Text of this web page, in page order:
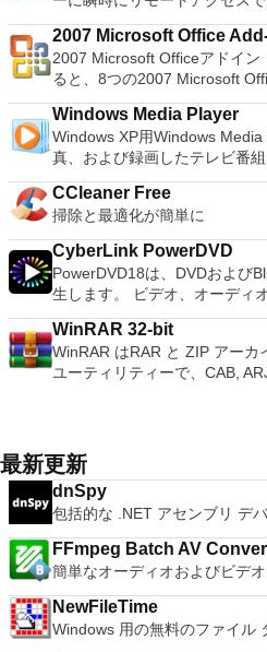
adjustment tool int he Writer
converter, automatic spell
It also has some neat tools
document, and converting
support. Overall, WPS Office 2016 Free is a good alternative
to Microsoft's offering. The
processor; the Presentation
effective slide show maker
multimedia presentations;
both a flexible and a powerful
限のメモリーカード：好きな
8MBから64MBまでの単一の物
した。 高解像度グラフィック
1080pまたは4K HDでゲーム
ゲームを高い精度でエミュレ
ーターを切り替えることがで
労し、時々フリーズまたはク
を使用するには、コンソール
BIOSが必要です。
す：Arch Linux、Archbang、
Damn Small Linux、Fedora、
gNewSense、Hiren&#39;s
Kubuntu、Linux Mint、NT
OpenSUSE、Parted Magic、
Rescue Kit、Ubuntu、Ultimate
以降）、Windows Server
Windows 7、Windows 8。 *このリストは完全ではありませ
ア語、マレーシア語、セシュ
語、スペイン語、フランス語
トヴィエシュ、リエトゥビウ
ク、ポルスキ、ポルトガル、
スロベンツキー、スロヴェン
Svenska、Türkçe。
主な機能は次のとおりです。 1台のPCで複数のオペレーティ
ングシステムを同時に実行し
題なしに、事前構成された製
ホストコンピューターと仮想
32ビットと64ビットの両方の
way Virtual SMPを活用します
とイメージを使用します。 ホ
ン間でデータを共有します。
レーティングシステムのサポート。 USB 2.0デバイス
ト。 起動時にアプライアンス
ームページインターフェイス
想マシンまたはMicrosoft
います。
またはLinuxマシン、世界中の
使用すると、コンピューター
ンピューターの前に直接座っ
ードを制御したりできます。 VNC Viewerは、インストールと
使用が簡単です。制御したい
し、指示に従ってください。
モート展開に使用可能なMSIが
トフォームにVNC Viewerをイ
は、スタンドアロンオプショ
主な機能は次のとおりです。
Connectを実行しているコンピュ
Screen Sharing（ARD）など
ソフトウェアを実行している
す。 各デバイスでVNC Viewer
ボードの上のスクロールバー
の高度なキーが含まれています。 Bluetoothキーボード
ート。 VNC Connectサブスクリプションには、無料、有料、
に、RealVNCアカウントの資
シンでVNC Viewerにサインイ
ーターを確認して接続できます。 VNC Connectを使用
と、セッションはエンドツー
はすぐに各コンピューターを
ューターへのログインに使用
ードを入力するだけです。 WIN 7,8,8.1,10をサポートしま
す。 VNC ViewerのMacバージョンをお探しですか？ここから
ダウンロード
2007 Microsoft Office
PDF or XPS
2007 Microsoft Officeアドイン
ると、8つの2007 Microsoft
XPS形式にエクスポートして
すると、これらのプログラム
XPS形式の電子メール添付フ
ます（特定の機能はプログラ
ダウンロードは、次のOfficeプ
Microsoft Office Access 2007。 Microsoft Office Excel 2007。
Microsoft Office InfoPath 2007。 Microsoft Office
2007。 Microsoft Office PowerPoint 2007。 Microsoft Office
Publisher 2007。 Microsoft Office Visio 2007。 Microsoft
Office Word 2007。 2007 Microsoft Officeプログラムのこの
Microsoft Save as PDFまたは
Office systemソフトウェアの
Office systemソフトウェアの
す。 システム要件：サポート
Windows Media Player
Windows XP用Windows
真、および録画したテレビ番
適な機能を搭載しています。
めのポータブル デバイスとの
との共有も、すべて1か所で行えます。 シンプル
まったく新しい外観でデジタ
ます。 大好きな音楽をより多
楽しくなります。 エンターテ
音楽、ビデオ、写真、録画し
しめます。 どこでも楽しめる
写真にアクセスできます。
CCleaner Free
掃除と最適化が簡単に
CyberLink PowerDVD
PowerDVD18は、DVDおよび
生します。 ビデオ、オーディ
ツ、さらにはYouTubeや
要なエンターテイメントの仲間です。 Ultra HD
ラウンドサウンドシステムの
の増え続けるコレクションへ
Blu-ray、4K、HEVC / H.265お
ト全画面モードで21：9モニ
オンのミニビューでYouTube
Vimeoで4K HDRおよび360ビ
の向上：Microsoft Mixed
およびOculus Riftをサポート
注：これは商用トライアルです
WinRAR 32-bit
WinRAR はRAR と ZIP アー
ユーティリティーで、CAB,
にもなります。 WinRAR はマ
ンインターフェースを利用し
ェースを提供します。WinRAR
で基本的なアーカイブ機能に即
な"Wizard"モードを採用する
トに比べ使用が簡単になりま
キーのAES (Advanced
号化するので安心に使用でき
でのファイルやアーカイブに
凍アーカイブやマルチボリュ
最新更新
dnSpy
包括的な .NET アセンブリ デ
FFmpeg Batch AV
簡単なオーディオおよびビデ
NewFileTime
Windows 用の無料のファイル